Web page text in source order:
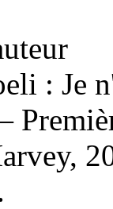
: Je